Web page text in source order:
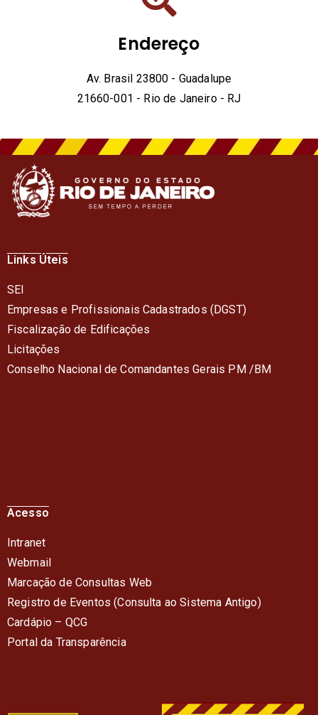
Endereço
Av. Brasil 23800 - Guadalupe
21660-001 - Rio de Janeiro - RJ
Links Úteis
SEI
Empresas e Profissionais Cadastrados (DGST)
Fiscalização de Edificações
Licitações
Conselho Nacional de Comandantes Gerais PM /BM
Acesso
Intranet
Webmail
Marcação de Consultas Web
Registro de Eventos (Consulta ao Sistema Antigo)
Cardápio – QCG
Portal da Transparência